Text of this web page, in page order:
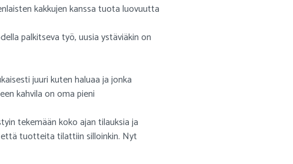
kakkujen kanssa tuota luovuutta
palkitseva työ, uusia ystäviäkin on
juuri kuten haluaa ja jonka
kahvila on oma pieni
tekemään koko ajan tilauksia ja
että tuotteita tilattiin silloinkin. Nyt